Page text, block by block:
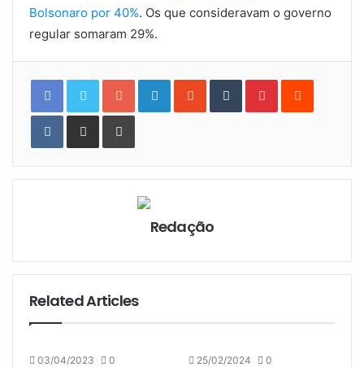
Bolsonaro por 40%. Os que consideravam o governo
regular somaram 29%.
Google+LinkedInStumbleUpon
TumblrPinterestReddit
VKontakteShare
Email
Print
Redação
Related Articles
03/04/2023 0 25/02/2024 0